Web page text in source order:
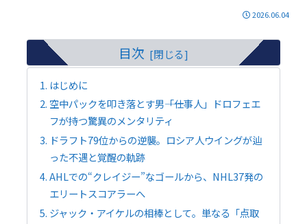
2026.06.04
目次
はじめに
空中パックを叩き落とす男――「仕事人」ドロフェエ
フが持つ驚異のメンタリティ
ドラフト79位からの逆襲。ロシア人ウイングが辿
った不遇と覚醒の軌跡
AHLでの“クレイジー”なゴールから、NHL37発の
エリートスコアラーへ
ジャック・アイケルの相棒として。単なる「点取